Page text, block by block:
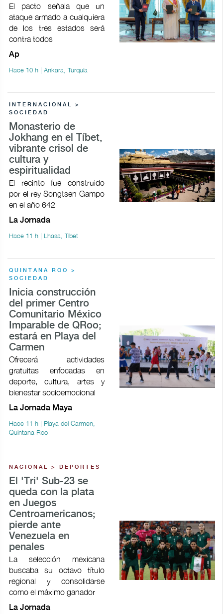
El pacto señala que un
ataque armado a cualquiera
de los tres estados será
contra todos
Ap
Hace 10 h | Ankara, Turquía
INTERNACIONAL >
SOCIEDAD
Monasterio de
Jokhang en el Tíbet,
vibrante crisol de
cultura y
espiritualidad
El recinto fue construido
por el rey Songtsen Gampo
en el año 642
La Jornada
Hace 11 h | Lhasa, Tíbet
QUINTANA ROO >
SOCIEDAD
Inicia construcción
del primer Centro
Comunitario México
Imparable de QRoo;
estará en Playa del
Carmen
Ofrecerá actividades
gratuitas enfocadas en
deporte, cultura, artes y
bienestar socioemocional
La Jornada Maya
Hace 11 h | Playa del Carmen,
Quintana Roo
NACIONAL > DEPORTES
El 'Tri' Sub-23 se
queda con la plata
en Juegos
Centroamericanos;
pierde ante
Venezuela en
penales
La selección mexicana
buscaba su octavo título
regional y consolidarse
como el máximo ganador
La Jornada